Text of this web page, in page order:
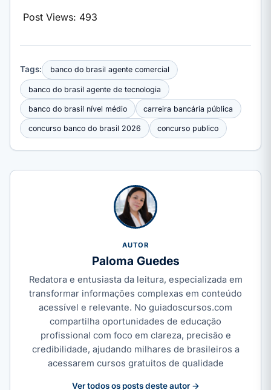
Post Views: 493
Tags: banco do brasil agente comercial
banco do brasil agente de tecnologia
banco do brasil nível médio carreira bancária pública
concurso banco do brasil 2026 concurso publico
AUTOR
Paloma Guedes
Redatora e entusiasta da leitura, especializada em
transformar informações complexas em conteúdo
acessível e relevante. No guiadoscursos.com
compartilha oportunidades de educação
profissional com foco em clareza, precisão e
credibilidade, ajudando milhares de brasileiros a
acessarem cursos gratuitos de qualidade
Ver todos os posts deste autor →